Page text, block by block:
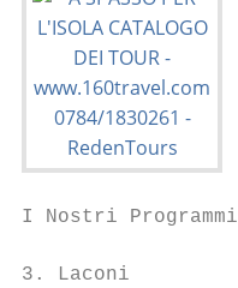
I Nostri Programmi
3. Laconi